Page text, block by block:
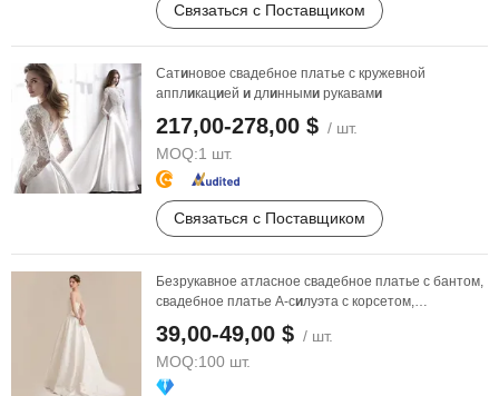
Связаться с Поставщиком
Сатиновое свадебное платье с кружевной
аппликацией и длинными рукавами
217,00-278,00 $ / шт.
MOQ:1 шт.
Связаться с Поставщиком
Безрукавное атласное свадебное платье с бантом,
свадебное платье А-силуэта с корсетом,
39,00-49,00 $ / шт.
MOQ:100 шт.